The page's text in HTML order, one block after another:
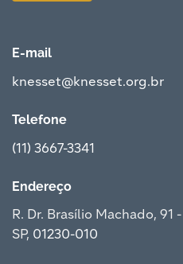
E-mail
knesset@knesset.org.br
Telefone
(11) 3667-3341
Endereço
R. Dr. Brasílio Machado, 91
SP, 01230-010